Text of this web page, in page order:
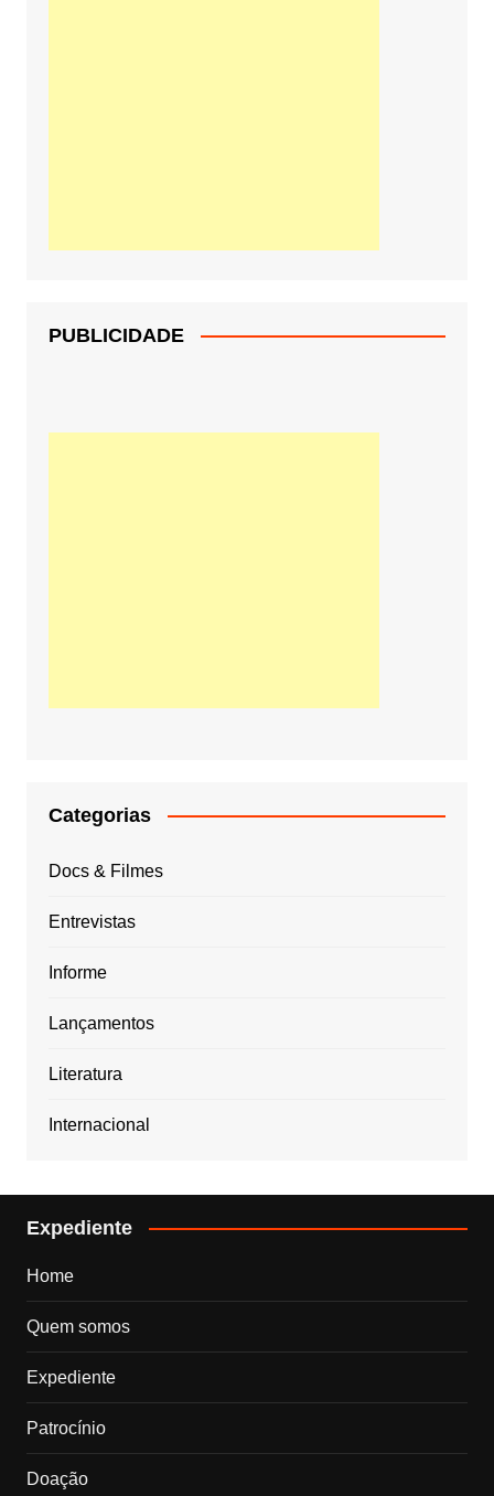
PUBLICIDADE
Categorias
Docs & Filmes
Entrevistas
Informe
Lançamentos
Literatura
Internacional
Expediente
Home
Quem somos
Expediente
Patrocínio
Doação